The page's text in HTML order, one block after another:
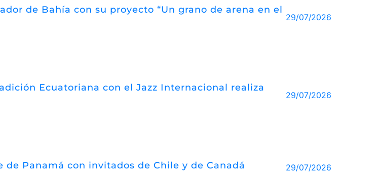
de Bahía con su proyecto “Un grano de arena en el
29/07/2026
Ecuatoriana con el Jazz Internacional realiza
29/07/2026
Panamá con invitados de Chile y de Canadá 29/07/2026